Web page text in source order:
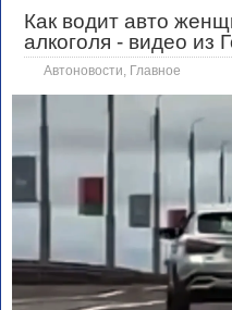
Как водит авто
алкоголя - видео из
Автоновости Главное